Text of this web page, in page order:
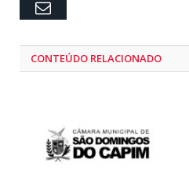
Email
CONTEÚDO RELACIONADO